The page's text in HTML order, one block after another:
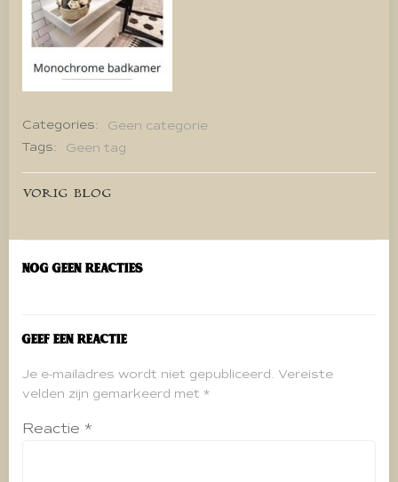
Categories:
Geen categorie
Tags:
Geen tag
Bericht
navigatie
VORIG BLOG
Nog geen reacties
Geef een reactie
Je e-mailadres wordt niet gepubliceerd. Vereiste
velden zijn gemarkeerd met *
Reactie *